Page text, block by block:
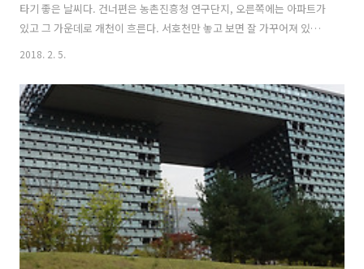
타기 좋은 날씨다. 건너편은 농촌진흥청 연구단지, 오른쪽에는 아파트가
있고 그 가운데로 개천이 흐른다. 서호천만 놓고 보면 잘 가꾸어져 있어
서 주변의 도시적인 분위기와는 상반된 느낌이다. - 서호천 상류 성대에
되어 있는데 중앙선이 없어 아쉽다. - 지지대고개 휴개소 지지대고개를
넘어가면 바로 의왕이다. 휴개소에서 김밥과 음료수로 아침식사를 하면
서 잠시 휴식을 취했다. 수원과 의왕의 경계 자전거 길을 따라 계속 가면
안양천에 진입할 수 있다. 안양천과 학의천 합수부, 안양천에 유일하게
있는 편의점이라 자전거 라이더들이 많이 찾는 곳이다. 일종의 자전거 라
이더들의 만..
2018. 2. 5.